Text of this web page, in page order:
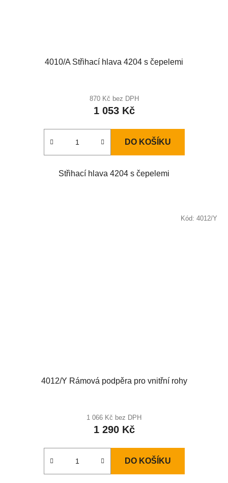
4010/A Střihací hlava 4204 s čepelemi
870 Kč bez DPH
1 053 Kč
DO KOŠÍKU
Střihací hlava 4204 s čepelemi
4012/Y Rámová podpěra pro vnitřní rohy
1 066 Kč bez DPH
1 290 Kč
DO KOŠÍKU
Kód: 4012/Y